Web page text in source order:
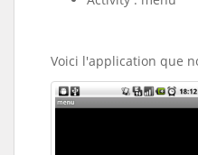
Voici l'application que